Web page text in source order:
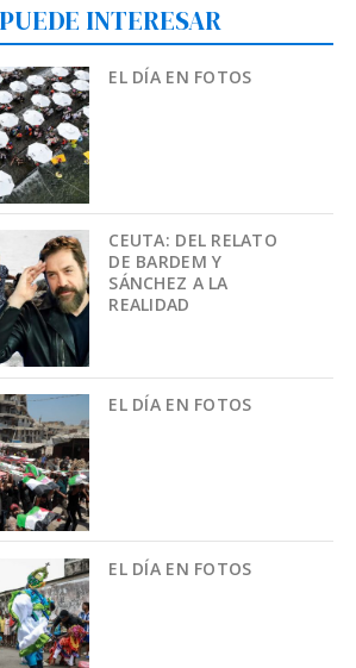
INTERESAR
EL DÍA EN FOTOS
CEUTA: DEL RELATO
DE BARDEM Y
SÁNCHEZ A LA
REALIDAD
EL DÍA EN FOTOS
EL DÍA EN FOTOS